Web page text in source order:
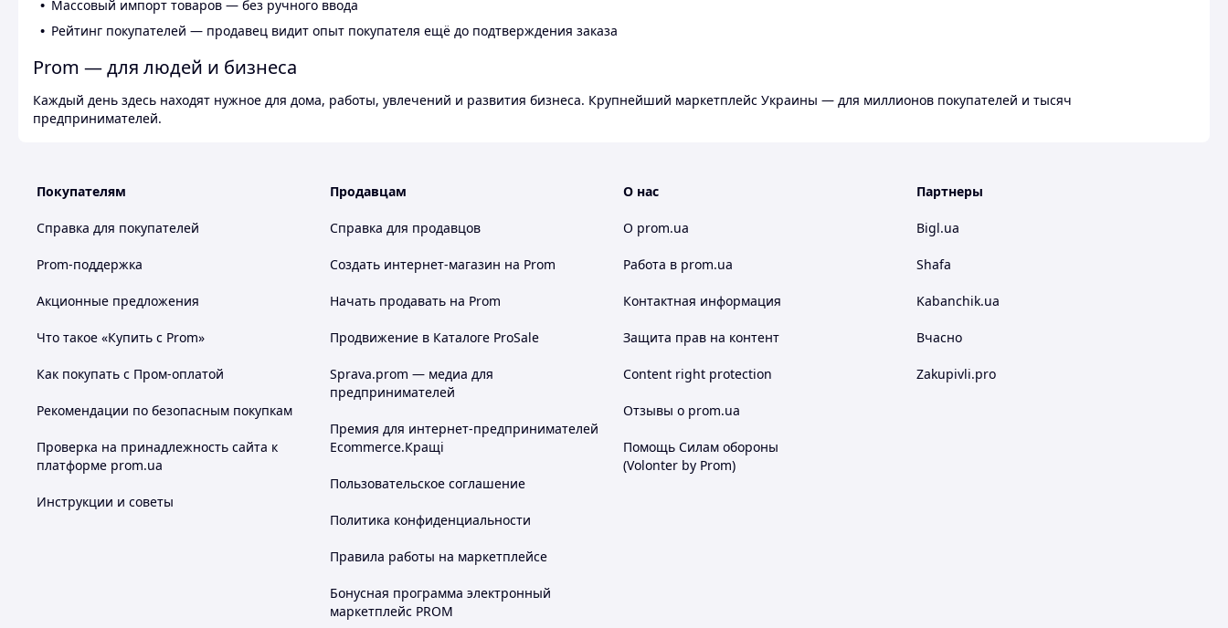
Массовый импорт товаров — без ручного ввода
Рейтинг покупателей — продавец видит опыт покупателя ещё до подтверждения заказа
Prom — для людей и бизнеса
Каждый день здесь находят нужное для дома, работы, увлечений и развития бизнеса. Крупнейший маркетплейс Украины — для миллионов покупателей и тысяч
предпринимателей.
Покупателям
Справка для покупателей
Prom-поддержка
Акционные предложения
Что такое «Купить с Prom»
Как покупать с Пром-оплатой
Рекомендации по безопасным покупкам
Проверка на принадлежность сайта к
платформе prom.ua
Инструкции и советы
Продавцам
Справка для продавцов
Создать интернет-магазин на Prom
Начать продавать на Prom
Продвижение в Каталоге ProSale
Sprava.prom — медиа для
предпринимателей
Премия для интернет-предпринимателей
Ecommerce.Кращі
Пользовательское соглашение
Политика конфиденциальности
Правила работы на маркетплейсе
Бонусная программа электронный
маркетплейс PROM
О нас
О prom.ua
Работа в prom.ua
Контактная информация
Защита прав на контент
Content right protection
Отзывы о prom.ua
Помощь Силам обороны
(Volonter by Prom)
Партнеры
Bigl.ua
Shafa
Kabanchik.ua
Вчасно
Zakupivli.pro